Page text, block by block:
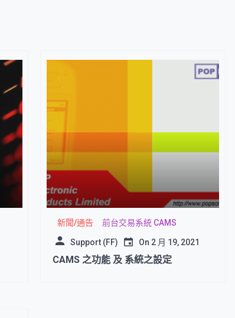
新聞/通告 前台交易系統 CAMS
Support (FF) On 2 月 19, 2021
CAMS 之功能 及 系統之設定